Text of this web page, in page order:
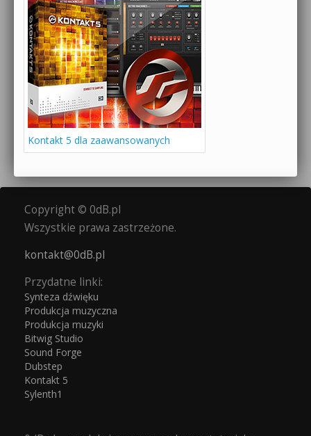
Kontakt 5 dla zaawansowanych
Copyright © 0dB.pl
Wszystkie prawa zastrzeżone.
kontakt@0dB.pl
Przydatne linki:
Synteza dźwięku
Produkcja muzyczna
Produkcja muzyki
Bitwig Studio
Sound Forge
Dubstep
Kontakt 5
Sylenth1